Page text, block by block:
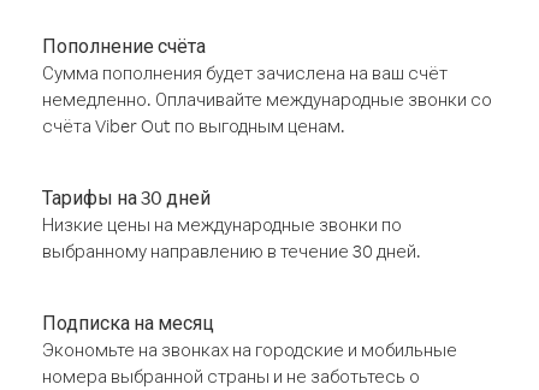
Пополнение счёта
Сумма пополнения будет зачислена на ваш счёт
немедленно. Оплачивайте международные звонки со
счёта Viber Out по выгодным ценам.
Тарифы на 30 дней
Низкие цены на международные звонки по
выбранному направлению в течение 30 дней.
Подписка на месяц
Экономьте на звонках на городские и мобильные
номера выбранной страны и не заботьтесь о